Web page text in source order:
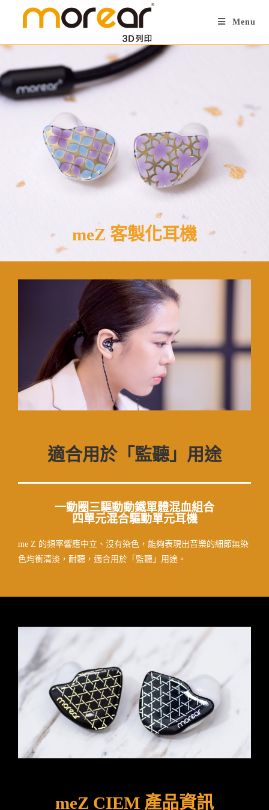
Menu
meZ 客製化耳機
適合用於「監聽」用途
一動圈三驅動動鐵單體混血組合
四單元混合驅動單元耳機
me Z 的頻率響應中立、沒有染色，能夠表現出音樂的細節無染
色均衡清淡，耐聽，適合用於「監聽」用途。
meZ CIEM 產品資訊